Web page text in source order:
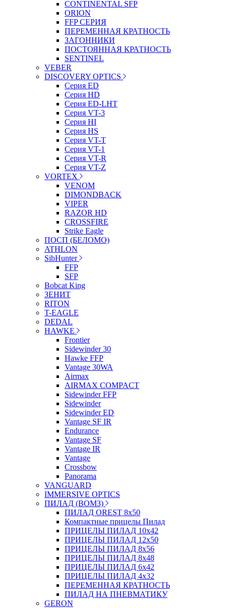
CONTINENTAL SFP
ORION
FFP СЕРИЯ
ПЕРЕМЕННАЯ КРАТНОСТЬ
ЗАГОННИКИ
ПОСТОЯННАЯ КРАТНОСТЬ
SENTINEL
VEBER
DISCOVERY OPTICS
Серия ED
Серия HD
Серия ED-LHT
Серия VT-3
Серия HI
Серия HS
Серия VT-T
Серия VT-1
Серия VT-R
Серия VT-Z
VORTEX
VENOM
DIMONDBACK
VIPER
RAZOR HD
CROSSFIRE
Strike Eagle
ПОСП (БЕЛОМО)
ATHLON
SibHunter
FFP
SFP
Bobcat King
ЗЕНИТ
RITON
T-EAGLE
DEDAL
HAWKE
Frontier
Sidewinder 30
Hawke FFP
Vantage 30WA
Airmax
AIRMAX COMPACT
Sidewinder FFP
Sidewinder
Sidewinder ED
Vantage SF IR
Endurance
Vantage SF
Vantage IR
Vantage
Crossbow
Panorama
VANGUARD
IMMERSIVE OPTICS
ПИЛАД (ВОМЗ)
ПИЛАД OREST 8х50
Компактные прицелы Пилад
ПРИЦЕЛЫ ПИЛАД 10х42
ПРИЦЕЛЫ ПИЛАД 12х50
ПРИЦЕЛЫ ПИЛАД 8х56
ПРИЦЕЛЫ ПИЛАД 8х48
ПРИЦЕЛЫ ПИЛАД 6х42
ПРИЦЕЛЫ ПИЛАД 4х32
ПЕРЕМЕННАЯ КРАТНОСТЬ
ПИЛАД НА ПНЕВМАТИКУ
GERON